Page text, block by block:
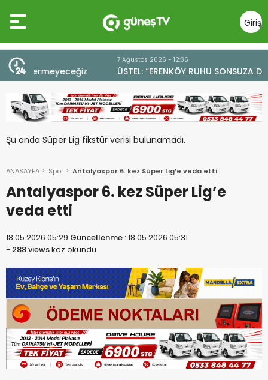
Giriş
Yap
ÜSTEL: “ERENKÖY RUHU SONSUZA DEK YAŞAYACAK”
Şu anda Süper Lig fikstür verisi bulunamadı.
ANASAYFA Spor Antalyaspor 6. kez Süper Lig’e veda etti
Antalyaspor 6. kez Süper Lig’e
veda etti
18.05.2026 05:29 Güncellenme :18.05.2026 05:31
- 288 viewskez okundu